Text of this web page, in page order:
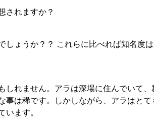
されますか？
しょうか？？ これらに比べれば知名度
しれません。アラは深場に住んでいて
事は稀です。しかしながら、アラはと
います。